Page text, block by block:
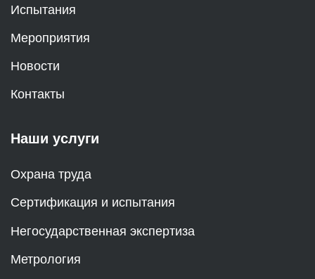
Испытания
Мероприятия
Новости
Контакты
Наши услуги
Охрана труда
Сертификация и испытания
Негосударственная экспертиза
Метрология